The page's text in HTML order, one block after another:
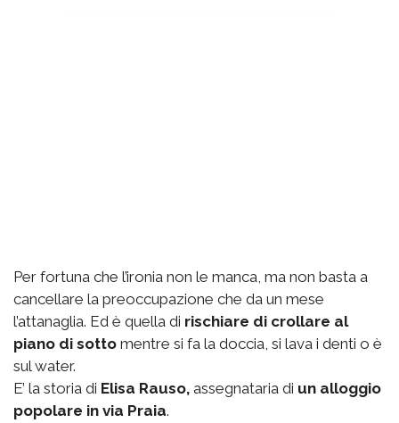
Per fortuna che l’ironia non le manca, ma non basta a
cancellare la preoccupazione che da un mese
l’attanaglia. Ed è quella di rischiare di crollare al
piano di sotto mentre si fa la doccia, si lava i denti o è
sul water.
E’ la storia di Elisa Rauso, assegnataria di un alloggio
popolare in via Praia.